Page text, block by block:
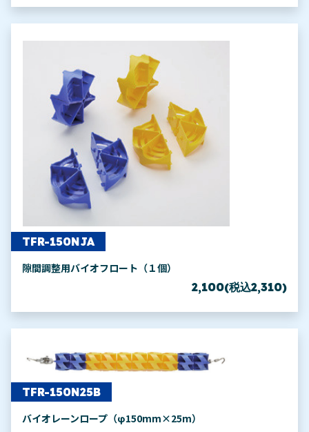
TFR-150NJA
隙間調整用バイオフロート（１個）
2,100(税込2,310)
TFR-150N25B
バイオレーンロープ（φ150mm×25m）